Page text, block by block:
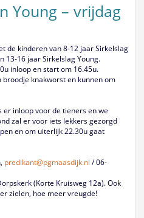
Young – vrijdag
de kinderen van 8-12 jaar Sirkelslag
13-16 jaar Sirkelslag Young.
inloop en start om 16.45u.
knakworst en kunnen om
er inloop voor de tieners en we
zal er voor iets lekkers gezorgd
en om uiterlijk 22.30u gaat
predikant@pgmaasdijk.nl / 06-
(Korte Kruisweg 12a). Ook
zielen, hoe meer vreugde!